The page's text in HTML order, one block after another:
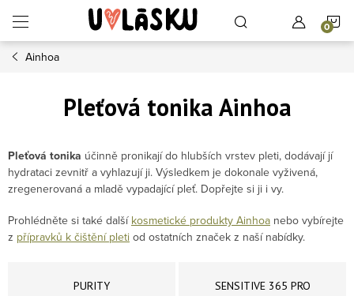
Ainhoa
Pleťová tonika Ainhoa
Pleťová tonika účinně pronikají do hlubších vrstev pleti, dodávají jí
hydrataci zevnitř a vyhlazují ji. Výsledkem je dokonale vyživená,
zregenerovaná a mladě vypadající pleť. Dopřejte si ji i vy.
Prohlédněte si také další kosmetické produkty Ainhoa nebo vybírejte
z přípravků k čištění pleti od ostatních značek z naší nabídky.
PURITY SENSITIVE 365 PRO